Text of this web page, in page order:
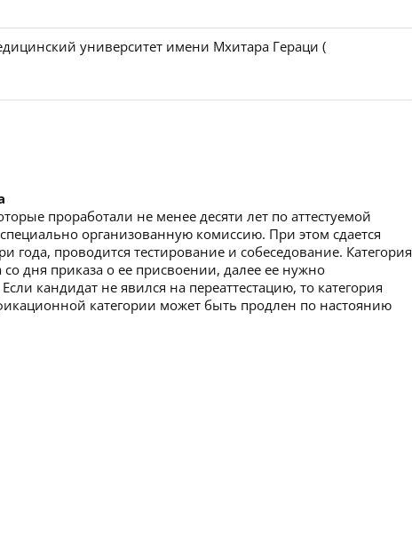
университет имени Мхитара Гераци (
проработали не менее десяти лет по аттестуемой
организованную комиссию. При этом сдается
года, проводится тестирование и собеседование. Категория
со дня приказа о ее присвоении, далее ее нужно
кандидат не явился на переаттестацию, то категория
категории может быть продлен по настоянию